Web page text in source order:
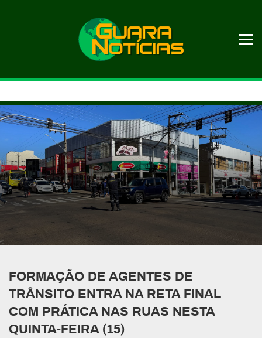
FORMAÇÃO DE AGENTES DE
TRÂNSITO ENTRA NA RETA FINAL
COM PRÁTICA NAS RUAS NESTA
QUINTA-FEIRA (15)